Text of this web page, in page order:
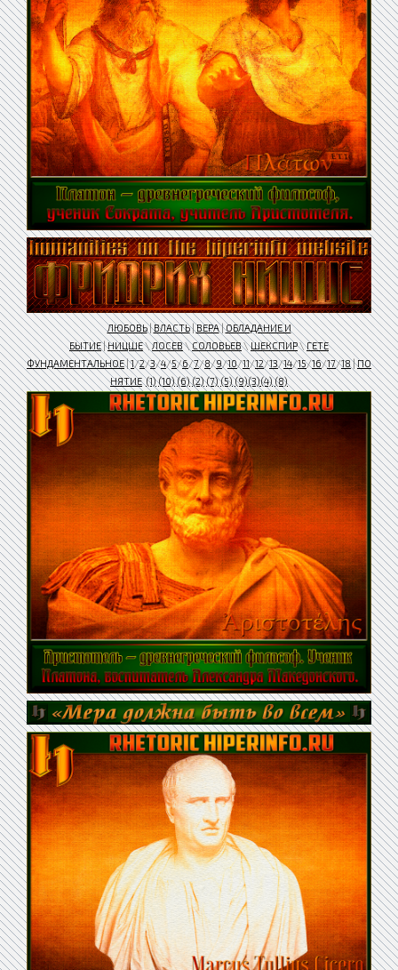
ЛЮБОВЬ|ВЛАСТЬ|ВЕРА|ОБЛАДАНИЕ И
БЫТИЕ|НИЦШЕ\ЛОСЕВ\СОЛОВЬЕВ\ШЕКСПИР\ГЕТЕ
ФУНДАМЕНТАЛЬНОЕ|1/2/3/4/5/6/7/8/9/10/11/12/13/14/15/16/17/18|ПО
НЯТИЕ (1)(10)(6)(2)(7)(5)(9)(3)(4)(8)